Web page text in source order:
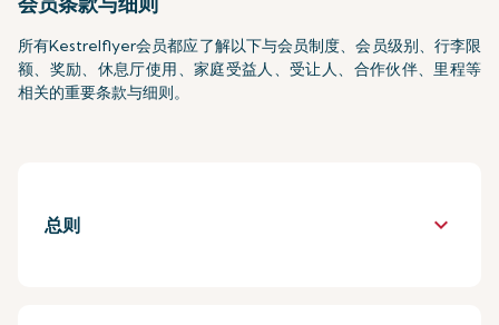
所有Kestrelflyer会员都应了解以下与会员制度、会员级别、行李限
额、奖励、休息厅使用、家庭受益人、受让人、合作伙伴、里程等
相关的重要条款与细则。
总则 keyboard_arrow_down